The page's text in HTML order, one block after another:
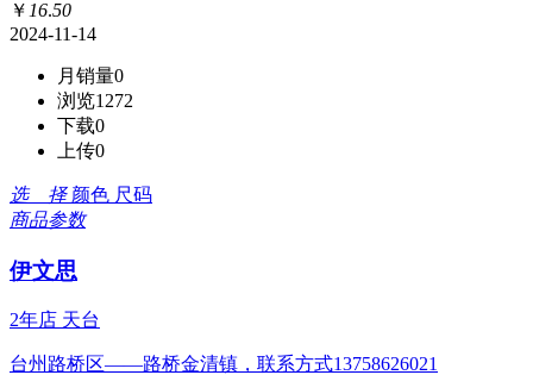
￥ 16.50
2024-11-14
月销量0
浏览1272
下载0
上传0
选 择 颜色 尺码
商品参数
伊文思
2年店 天台
台州路桥区——路桥金清镇，联系方式13758626021